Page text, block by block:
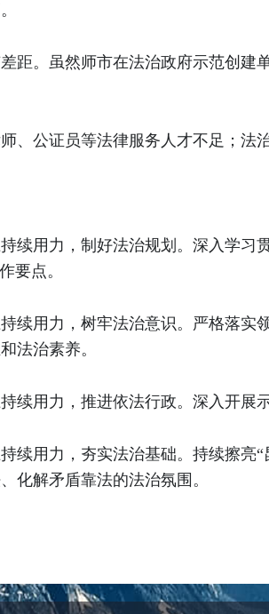
距。虽然师市在法治政府示范创
、公证员等法律服务人才不足；法
续用力，制好法治规划。深入学
要点。
续用力，树牢法治意识。严格落
法治素养。
续用力，推进依法行政。深入开
续用力，夯实法治基础。持续擦
化解矛盾靠法的法治氛围。